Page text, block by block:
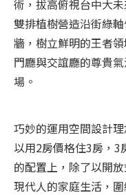
術，拔高俯視台中大
雙排植樹營造沿街綠
牆，樹立鮮明的王者
門廳與交誼廳的尊貴
場。
巧妙的運用空間設計
以用2房價格住3房，3
的配置上，除了以開
現代人的家庭生活，